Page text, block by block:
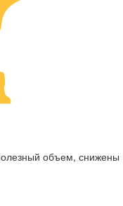
объем, снижены